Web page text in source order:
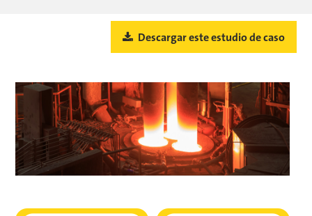
Descargar este estudio de caso